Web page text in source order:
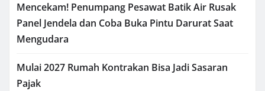
Mencekam! Penumpang Pesawat Batik Air Rusak
Panel Jendela dan Coba Buka Pintu Darurat Saat
Mengudara
Mulai 2027 Rumah Kontrakan Bisa Jadi Sasaran
Pajak